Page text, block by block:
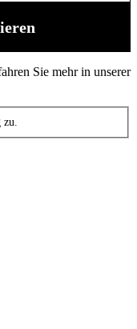
Sie mehr in unserer